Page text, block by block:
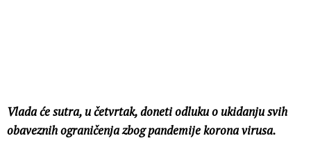
Vlada će sutra, u četvrtak, doneti odluku o ukidanju svih
obaveznih ograničenja zbog pandemije korona virusa.